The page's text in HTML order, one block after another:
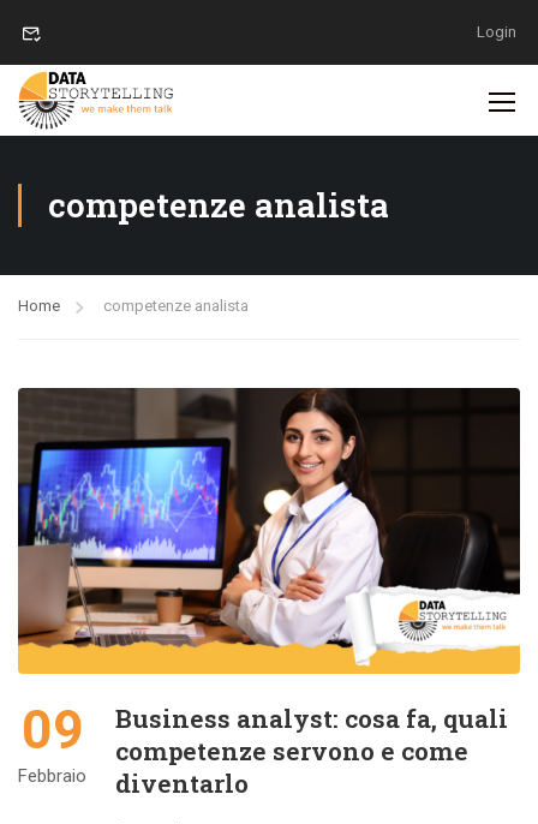
Login
competenze analista
Home competenze analista
09
Febbraio
Business analyst: cosa fa, quali
competenze servono e come
diventarlo